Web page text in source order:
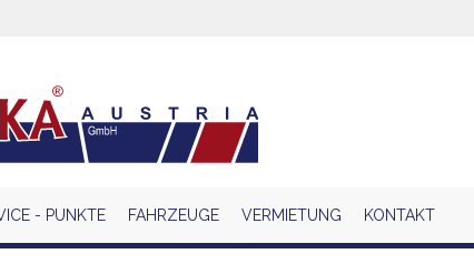
- PUNKTE FAHRZEUGE VERMIETUNG KONTAKT